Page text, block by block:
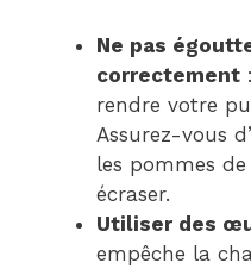
Ne pas
correctement
rendre votre
Assurez-vous
les pommes
écraser.
Utiliser des
empêche la